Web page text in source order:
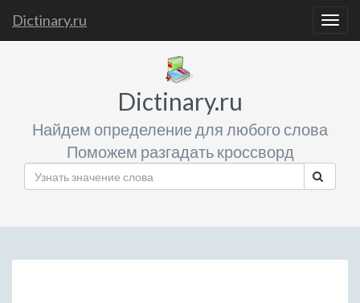
Dictinary.ru
Dictinary.ru
Найдем определение для любого слова
Поможем разгадать кроссворд